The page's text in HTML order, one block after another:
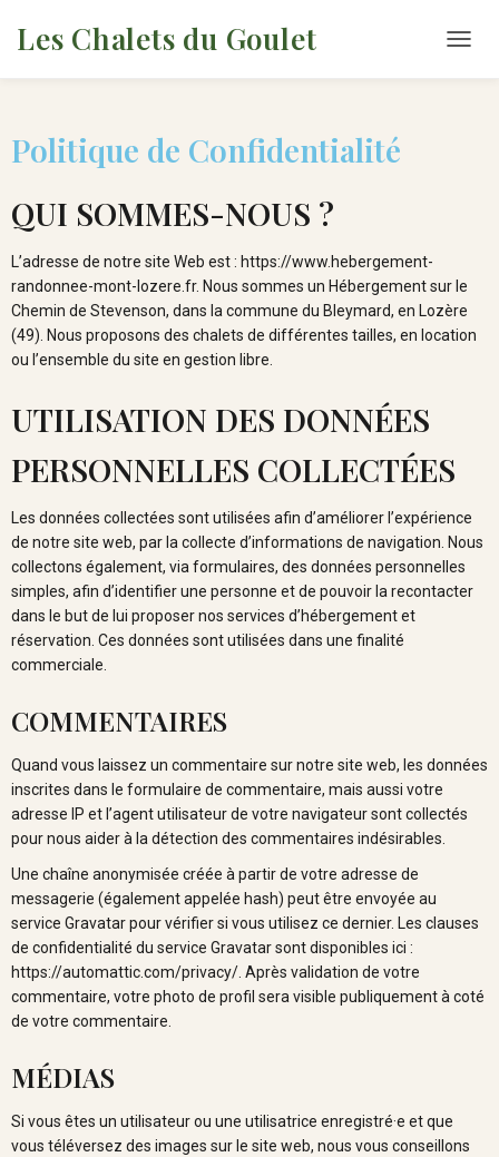
Les Chalets du Goulet
É
V
I
G
Politique de Confidentialité
QUI SOMMES-NOUS ?
L’adresse de notre site Web est : https://www.hebergement-
randonnee-mont-lozere.fr. Nous sommes un Hébergement sur le
Chemin de Stevenson, dans la commune du Bleymard, en Lozère
(49). Nous proposons des chalets de différentes tailles, en location
ou l’ensemble du site en gestion libre.
UTILISATION DES DONNÉES
PERSONNELLES COLLECTÉES
Les données collectées sont utilisées afin d’améliorer l’expérience
de notre site web, par la collecte d’informations de navigation. Nous
collectons également, via formulaires, des données personnelles
simples, afin d’identifier une personne et de pouvoir la recontacter
dans le but de lui proposer nos services d’hébergement et
réservation. Ces données sont utilisées dans une finalité
commerciale.
COMMENTAIRES
Quand vous laissez un commentaire sur notre site web, les données
inscrites dans le formulaire de commentaire, mais aussi votre
adresse IP et l’agent utilisateur de votre navigateur sont collectés
pour nous aider à la détection des commentaires indésirables.
Une chaîne anonymisée créée à partir de votre adresse de
messagerie (également appelée hash) peut être envoyée au
service Gravatar pour vérifier si vous utilisez ce dernier. Les clauses
de confidentialité du service Gravatar sont disponibles ici :
https://automattic.com/privacy/. Après validation de votre
commentaire, votre photo de profil sera visible publiquement à coté
de votre commentaire.
MÉDIAS
Si vous êtes un utilisateur ou une utilisatrice enregistré·e et que
vous téléversez des images sur le site web, nous vous conseillons